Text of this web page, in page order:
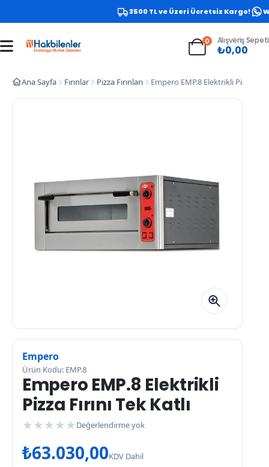
3500 TL ve Üzeri Ücretsiz Kargo!
0 Alışveriş Sepeti
₺0,00
Ana Sayfa Fırınlar Pizza Fırınları Empero EMP.8 Elektrikli Pizza
Empero
Ürün Kodu: EMP.8
Empero EMP.8 Elektrikli
Pizza Fırını Tek Katlı
★ ★ ★ ★ ★ Değerlendirme yok
₺63.030,00KDV Dahil